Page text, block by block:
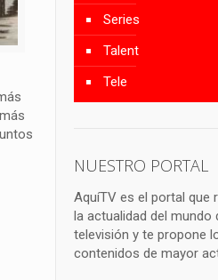
Series
Talent
Tele
NUESTRO PORTAL
AquíTV es el portal que
la actualidad del mundo
televisión y te propone
contenidos de mayor